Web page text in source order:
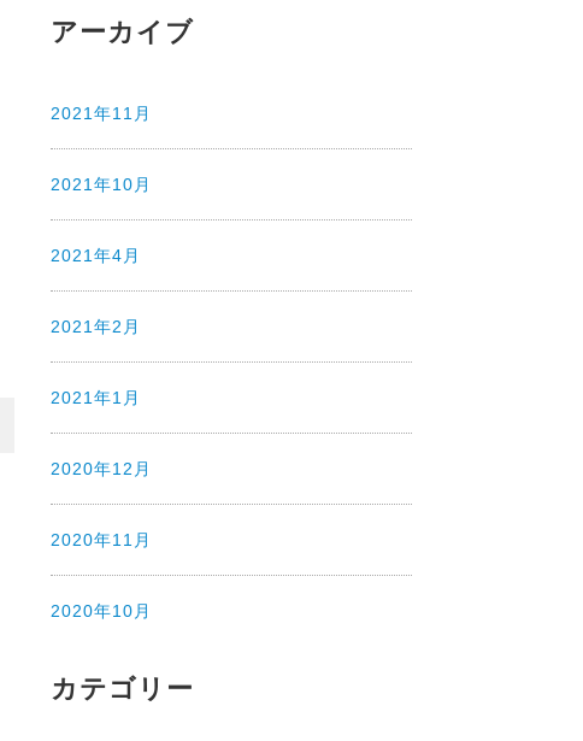
アーカイブ
2021年11月
2021年10月
2021年4月
2021年2月
2021年1月
2020年12月
2020年11月
2020年10月
カテゴリー